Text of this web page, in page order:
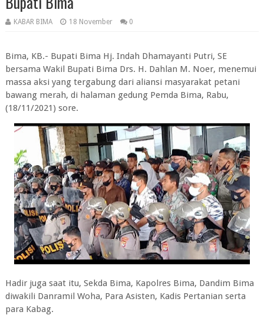
KABAR BIMA 18 November 0
Bima, KB.- Bupati Bima Hj. Indah Dhamayanti Putri, SE
bersama Wakil Bupati Bima Drs. H. Dahlan M. Noer, menemui
massa aksi yang tergabung dari aliansi masyarakat petani
bawang merah, di halaman gedung Pemda Bima, Rabu,
(18/11/2021) sore.
Hadir juga saat itu, Sekda Bima, Kapolres Bima, Dandim Bima
diwakili Danramil Woha, Para Asisten, Kadis Pertanian serta
para Kabag.